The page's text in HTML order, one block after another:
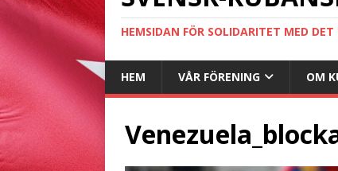
HEMSIDAN FÖR SOLIDARITET MED
HEM VÅR FÖRENING OM